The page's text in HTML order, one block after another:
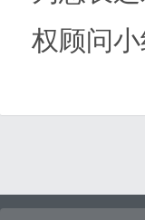
权顾问小